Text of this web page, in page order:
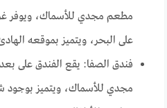
مطعم مجدي للأسماك، ويوفر
على البحر، ويتميز بموقعه الهادئ
مجدي للأسماك، ويتميز